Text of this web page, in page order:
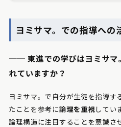
ヨミサマ。での指導への
── 東進での学びはヨミサマ
れていますか？
ヨミサマ。で自分が生徒を指導す
たことを参考に論理を重視してい
論理構造に注目することを意識さ